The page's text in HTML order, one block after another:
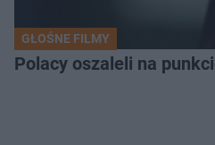
GŁOŚNE FILMY
Polacy oszaleli na